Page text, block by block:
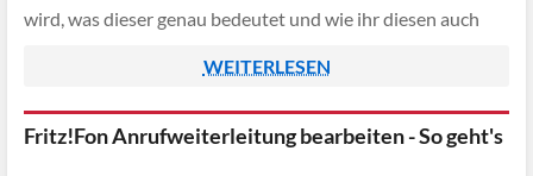
wird, was dieser genau bedeutet und wie ihr diesen auch
WEITERLESEN
Fritz!Fon Anrufweiterleitung bearbeiten - So geht's